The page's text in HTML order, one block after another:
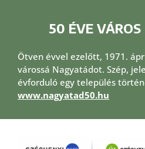
50 ÉVE
Ötven évvel ezelőtt, 1971.
várossá Nagyatádot. Szép,
évforduló egy település
www.nagyatad50.hu